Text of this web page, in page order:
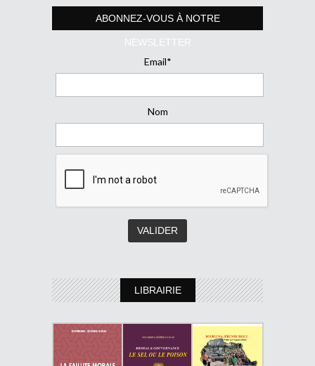
ABONNEZ-VOUS À NOTRE
NEWSLETTER
Email*
Nom
LIBRAIRIE